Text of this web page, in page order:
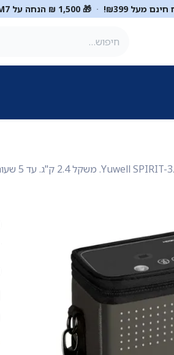
מעל ₪399! · 🎁 1,500 ₪ הנחה על SM7 בקניה באתר בקוד